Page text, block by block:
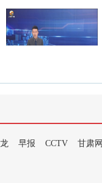
早报 CCTV 甘肃网